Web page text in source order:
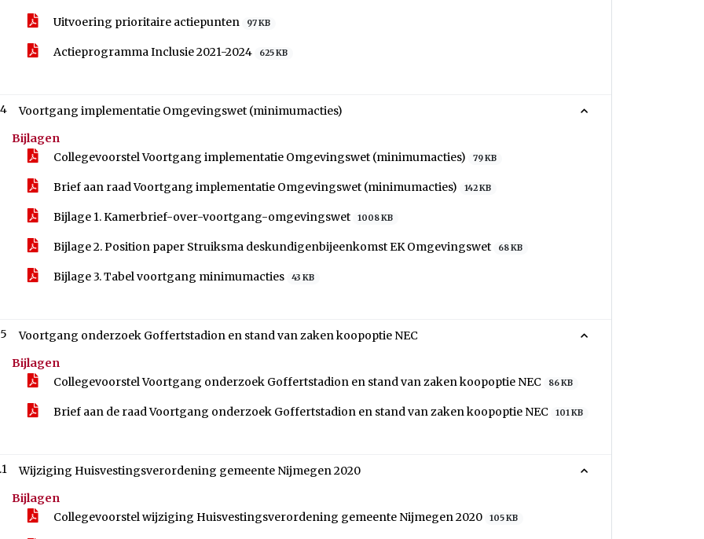
Uitvoering prioritaire actiepunten 97 KB
Actieprogramma Inclusie 2021-2024 625 KB
Voortgang implementatie Omgevingswet (minimumacties)
Bijlagen
Collegevoorstel Voortgang implementatie Omgevingswet (minimumacties)
79 KB
Brief aan raad Voortgang implementatie Omgevingswet (minimumacties) 142 KB
Bijlage 1. Kamerbrief-over-voortgang-omgevingswet 1008 KB
Bijlage 2. Position paper Struiksma deskundigenbijeenkomst EK Omgevingswet 68 KB
Bijlage 3. Tabel voortgang minimumacties 43 KB
Voortgang onderzoek Goffertstadion en stand van zaken koopoptie NEC
Bijlagen
Collegevoorstel Voortgang onderzoek Goffertstadion en stand van zaken koopoptie NEC
86 KB
Brief aan de raad Voortgang onderzoek Goffertstadion en stand van zaken koopoptie NEC 101 KB
Wijziging Huisvestingsverordening gemeente Nijmegen 2020
Bijlagen
Collegevoorstel wijziging Huisvestingsverordening gemeente Nijmegen 2020
105 KB